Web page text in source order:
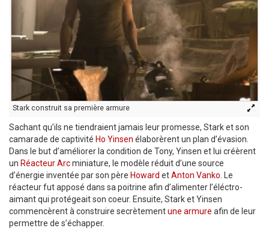
Stark construit sa première armure
Sachant qu’ils ne tiendraient jamais leur promesse, Stark et son
camarade de captivité Ho Yinsen élaborèrent un plan d’évasion.
Dans le but d’améliorer la condition de Tony, Yinsen et lui créèrent
un Réacteur Arcminiature, le modèle réduit d’une source
d’énergie inventée par son père Howard etAnton Vanko. Le
réacteur fut apposé dans sa poitrine afin d’alimenter l’éléctro-
aimant qui protégeait son coeur. Ensuite, Stark et Yinsen
commencèrent à construire secrètementune armure afin de leur
permettre de s’échapper.